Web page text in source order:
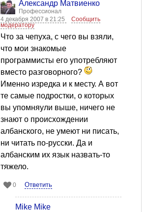
Александр Матвиенко
Профессионал
4 декабря 2007 в 21:25
Сообщить
модератору
Что за чепуха, с чего вы взяли,
что мои знакомые
программисты его употребляют
вместо разговорного?
Именно изредка и к месту. А вот
те самые подростки, о которых
вы упомняули выше, ничего не
знают о происхождении
албанского, не умеют ни писать,
ни читать по-русски. Да и
албанским их язык назвать-то
тяжело.
0 Ответить
Mike Mike